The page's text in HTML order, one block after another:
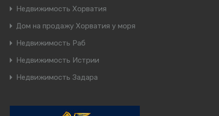
Недвижимость Хорватия
Дом на продажу Хорватия у моря
Недвижимость Раб
Недвижимость Истрии
Недвижимость Задара